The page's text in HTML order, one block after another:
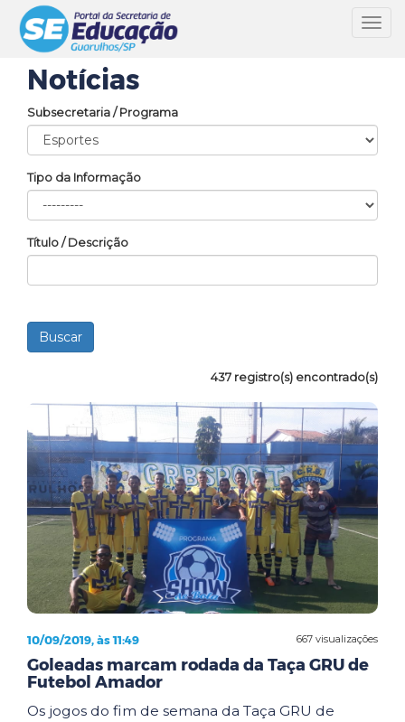
Notícias
Subsecretaria / Programa
Tipo da Informação
Título / Descrição
437 registro(s) encontrado(s)
667 visualizações
10/09/2019, às 11:49
Goleadas marcam rodada da Taça GRU de
Futebol Amador
Os jogos do fim de semana da Taça GRU de